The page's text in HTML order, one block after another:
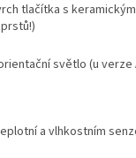
tlačítka s
světlo (u verze
a vlhkostním